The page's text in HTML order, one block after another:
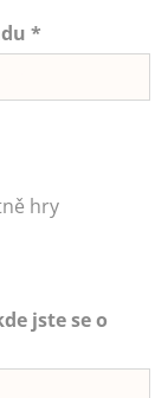
*
hry
jste se o